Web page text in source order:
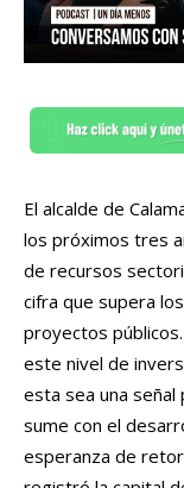
El alcalde de
los próximos tres
de recursos
cifra que supera
proyectos
este nivel de
esta sea una
sume con el
esperanza de